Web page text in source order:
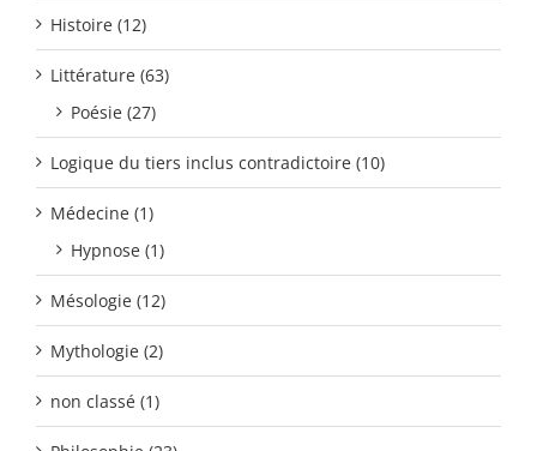
Histoire (12)
Littérature (63)
Poésie (27)
Logique du tiers inclus contradictoire (10)
Médecine (1)
Hypnose (1)
Mésologie (12)
Mythologie (2)
non classé (1)